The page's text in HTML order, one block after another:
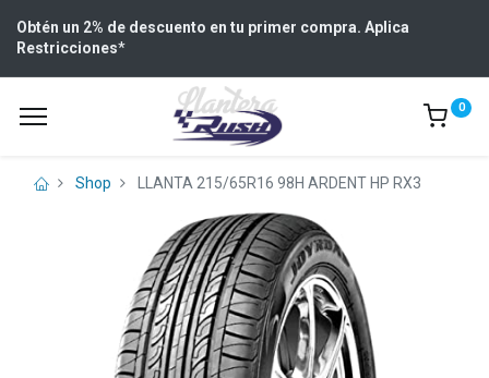
Obtén un 2% de descuento en tu primer compra. Aplica
Restricciones*
0
Shop LLANTA 215/65R16 98H ARDENT HP RX3